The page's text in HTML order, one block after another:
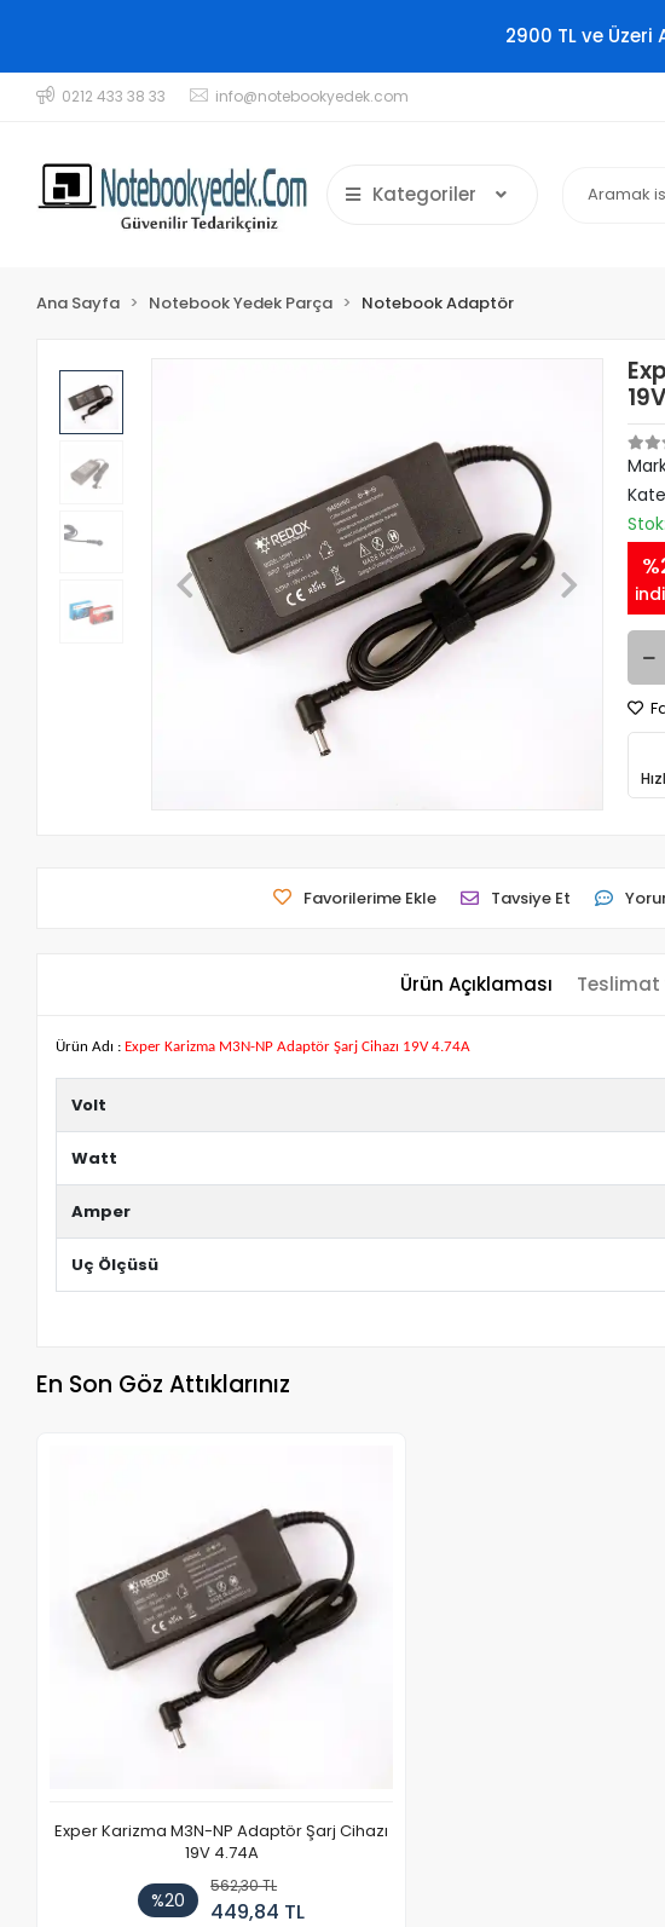
2900 TL ve Üzeri
0212 433 38 33 info@notebookyedek.com
Kategoriler
Ana Sayfa Notebook Yedek Parça Notebook Adaptör
Favorilerime Ekle Tavsiye Et
Ürün Açıklaması Teslimat
Ürün Adı : Exper Karizma M3N-NP Adaptör Şarj Cihazı 19V 4.74A
Volt
Watt
Amper
Uç Ölçüsü
En Son Göz Attıklarınız
Exper Karizma M3N-NP Adaptör Şarj Cihazı
19V 4.74A
%20
562,30 TL
449,84 TL